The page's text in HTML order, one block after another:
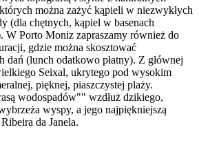
można zażyć kąpieli w niezwykłych
(dla chętnych, kąpiel w basenach
W Porto Moniz zapraszamy również do
gdzie można skosztować
dań (lunch odatkowo płatny). Z głównej
Seixal, ukrytego pod wysokim
pięknej, piaszczystej plaży.
wodospadów"" wzdłuż dzikiego,
wyspy, a jego najpiękniejszą
da Janela.